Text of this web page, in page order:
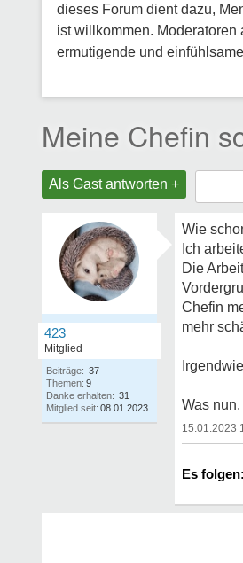
dieses Forum dient dazu,
ist willkommen.
ermutigende und
Meine Chefin
Als Gast antworten +
423
Mitglied
Beiträge: 37
Themen: 9
Danke erhalten: 31
Mitglied seit: 08.01.2023
Wie
Ich
Die
Chefin
mehr
Was
15.01.2023